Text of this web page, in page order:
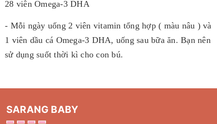
28 viên Omega-3 DHA
- Mỗi ngày uống 2 viên vitamin tổng hợp ( màu nâu ) và
1 viên dầu cá Omega-3 DHA, uống sau bữa ăn. Bạn nên
sử dụng suốt thời kì cho con bú.
SARANG BABY